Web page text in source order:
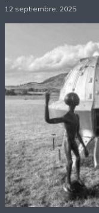
12 septiembre, 2025